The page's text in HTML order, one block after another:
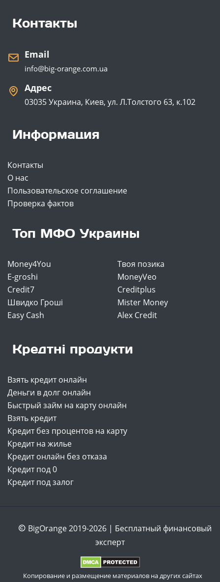
Контакты
Email
info@big-orange.com.ua
Адрес
03035 Украина, Киев, ул. Л.Толстого 63, к.102
Информация
Контакты
О нас
Пользовательское соглашение
Проверка фактов
Топ МФО Украины
Money4You
Твоя позика
E-groshi
MoneyVeo
Credit7
Creditplus
Швидко Гроші
Mister Money
Easy Cash
Alex Credit
Кредтні продукти
Взять кредит онлайн
Деньги в долг онлайн
Быстрый займ на карту онлайн
Взять кредит
Кредит без процентов на карту
Кредит на жилье
Кредит онлайн без отказа
Кредит под 0
Кредит под залог
BigOrange 2019-2026 | Бесплатный финансовый
эксперт
Копирование и размещение материалов на других сайтах